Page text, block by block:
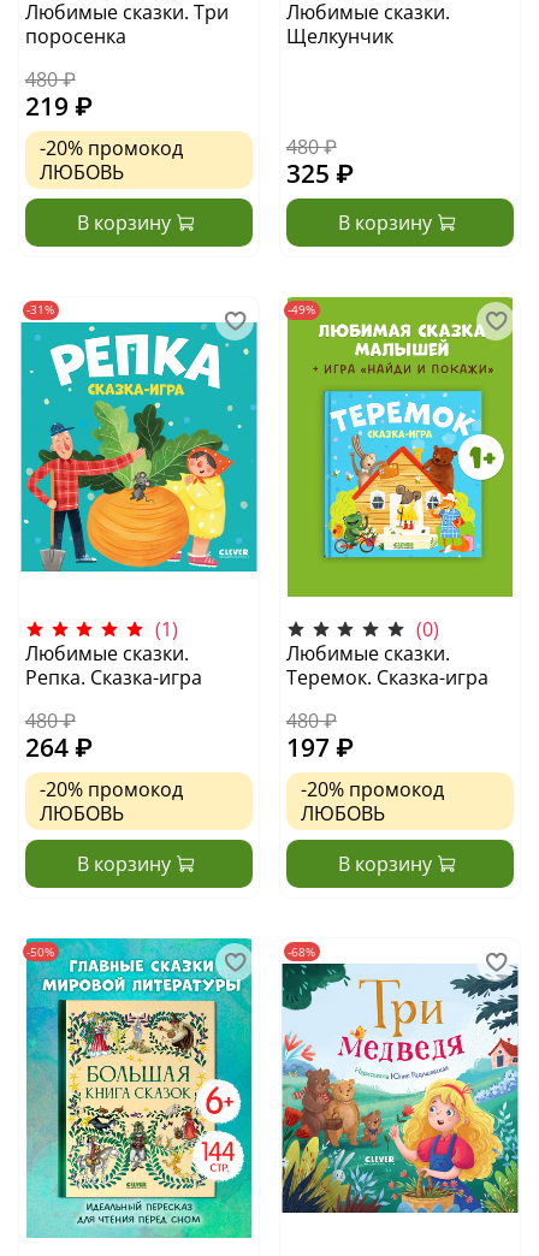
Любимые сказки. Три
поросенка
480 ₽
219 ₽
-20% промокод
ЛЮБОВЬ
В корзину
Любимые сказки.
Щелкунчик
480 ₽
325 ₽
В корзину
-31%
(1)
Любимые сказки.
Репка. Сказка-игра
480 ₽
264 ₽
-20% промокод
ЛЮБОВЬ
В корзину
-49%
(0)
Любимые сказки.
Теремок. Сказка-игра
480 ₽
197 ₽
-20% промокод
ЛЮБОВЬ
В корзину
-50% -68%